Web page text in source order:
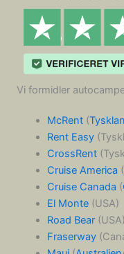
Vi formidler
McRent(
Rent Easy
CrossRent
Cruise America (
Cruise Canada (
El Monte(USA)
Road Bear(USA)
Fraserway